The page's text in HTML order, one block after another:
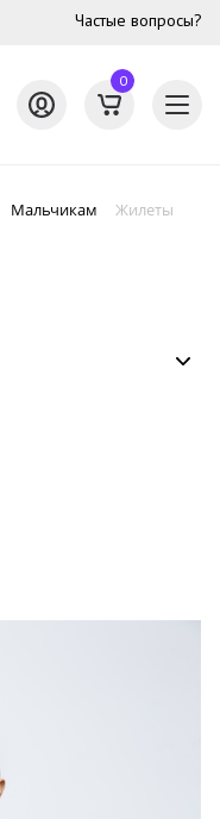
Частые вопросы?
0
Мальчикам Жилеты